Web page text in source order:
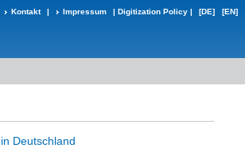
Kontakt | Impressum | Digitization Policy | [DE] [EN]
Deutschland